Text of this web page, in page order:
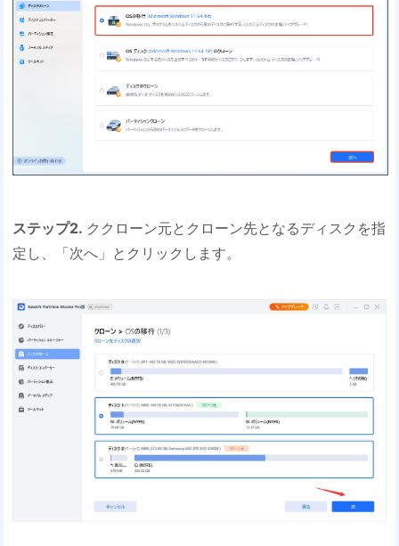
ステップ2. ククローン元とクローン先となるディスクを指
定し、「次へ」とクリックします。